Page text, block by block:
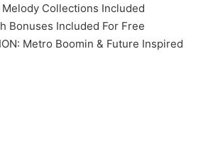
Collections Included
Bonuses Included For Free
Metro Boomin & Future Inspired